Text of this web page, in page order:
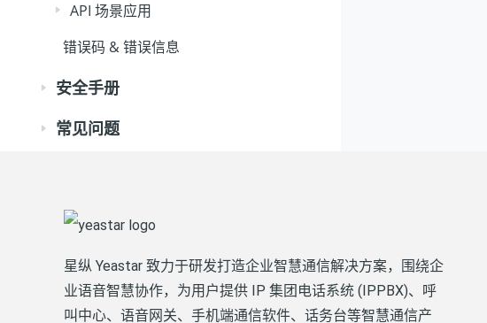
API 场景应用
错误码 & 错误信息
安全手册
常见问题
星纵 Yeastar 致力于研发打造企业智慧通信解决方案，围绕企
业语音智慧协作，为用户提供 IP 集团电话系统 (IPPBX)、呼
叫中心、语音网关、手机端通信软件、话务台等智慧通信产